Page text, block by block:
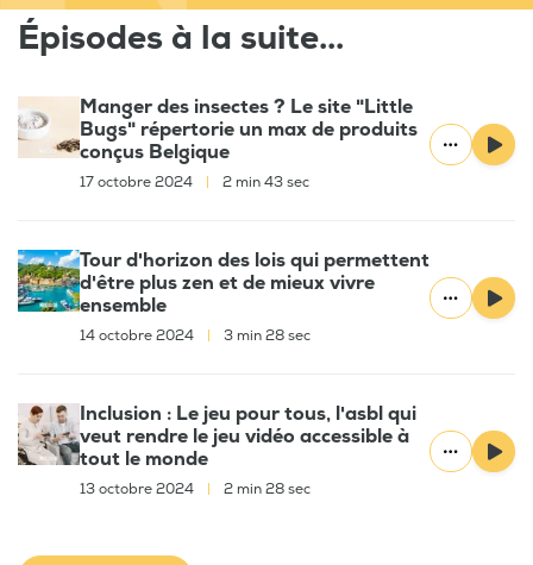
Épisodes à la suite...
Manger des insectes ? Le site "Little
Bugs" répertorie un max de produits
conçus Belgique
17 octobre 2024 2 min 43 sec
Tour d'horizon des lois qui permettent
d'être plus zen et de mieux vivre
ensemble
14 octobre 2024 3 min 28 sec
Inclusion : Le jeu pour tous, l'asbl qui
veut rendre le jeu vidéo accessible à
tout le monde
13 octobre 2024 2 min 28 sec